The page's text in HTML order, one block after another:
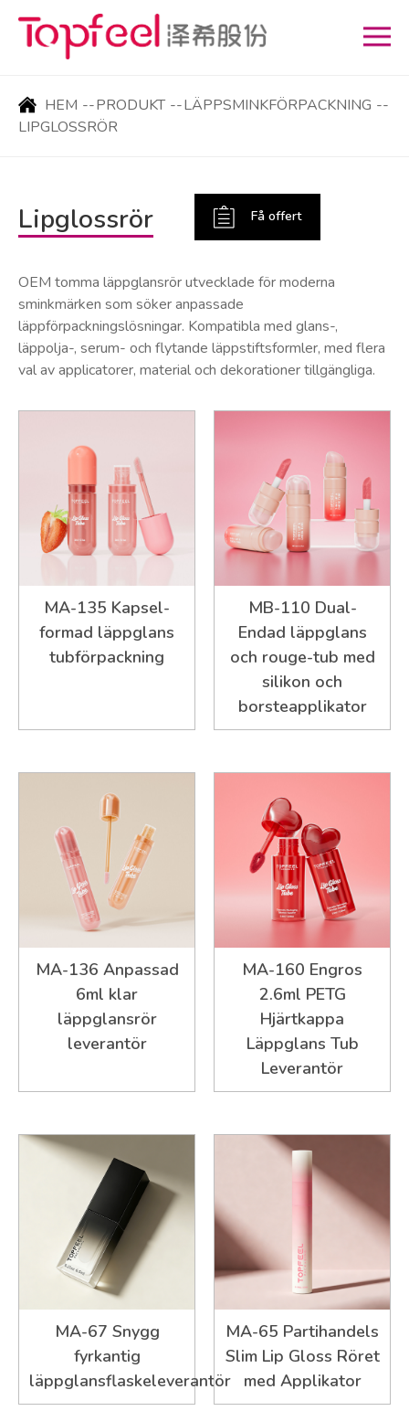
HEM --PRODUKT --LÄPPSMINKFÖRPACKNING --
LIPGLOSSRÖR
Lipglossrör Få offert
OEM tomma läppglansrör utvecklade för moderna
sminkmärken som söker anpassade
läppförpackningslösningar. Kompatibla med glans-,
läppolja-, serum- och flytande läppstiftsformler, med flera
val av applicatorer, material och dekorationer tillgängliga.
MA-135 Kapsel-
formad läppglans
tubförpackning
MB-110 Dual-
Endad läppglans
och rouge-tub med
silikon och
borsteapplikator
MA-136 Anpassad
6ml klar
läppglansrör
leverantör
MA-160 Engros
2.6ml PETG
Hjärtkappa
Läppglans Tub
Leverantör
MA-67 Snygg
fyrkantig
läppglansflaskeleverantör
MA-65 Partihandels
Slim Lip Gloss Röret
med Applikator